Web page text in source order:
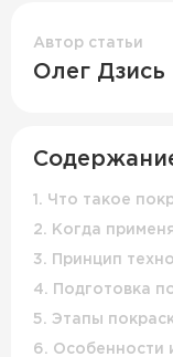
Автор статьи
Олег Дзись
1. Что такое
2. Когда
3. Принцип
4. Подготовка
5. Этапы
6. Особенности